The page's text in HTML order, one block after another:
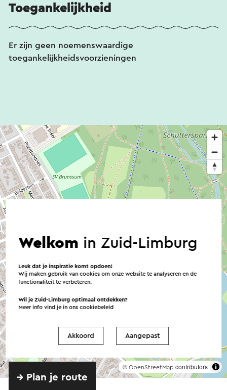
Toegankelijkheid
Er zijn geen noemenswaardige
toegankelijkheidsvoorzieningen
© OpenStreetMap contributors
→ Plan je route
Welkom in Zuid-Limburg
Leuk dat je inspiratie komt opdoen!
Wij maken gebruik van cookies om onze website te analyseren en de
functionaliteit te verbeteren.
Wil je Zuid-Limburg optimaal ontdekken?
Meer info vind je in onscookiebeleid
Akkoord Aangepast